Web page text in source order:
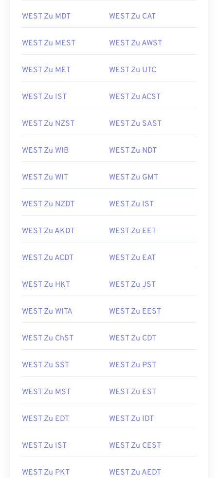
WEST Zu MDT WEST Zu CAT
WEST Zu MEST WEST Zu AWST
WEST Zu MET WEST Zu UTC
WEST Zu IST WEST Zu ACST
WEST Zu NZST WEST Zu SAST
WEST Zu WIB WEST Zu NDT
WEST Zu WIT WEST Zu GMT
WEST Zu NZDT WEST Zu IST
WEST Zu AKDT WEST Zu EET
WEST Zu ACDT WEST Zu EAT
WEST Zu HKT WEST Zu JST
WEST Zu WITA WEST Zu EEST
WEST Zu ChST WEST Zu CDT
WEST Zu SST WEST Zu PST
WEST Zu MST WEST Zu EST
WEST Zu EDT WEST Zu IDT
WEST Zu IST WEST Zu CEST
WEST Zu PKT WEST Zu AEDT